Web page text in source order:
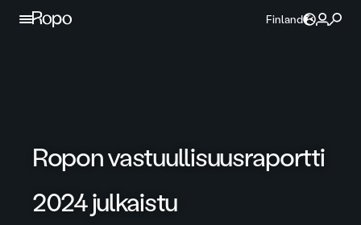
Jatka sisältöön
Finland
Ropon vastuullisuusraportti
2024 julkaistu